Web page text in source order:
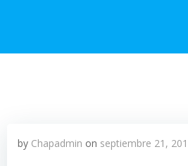
by Chapadmin on septiembre 21,